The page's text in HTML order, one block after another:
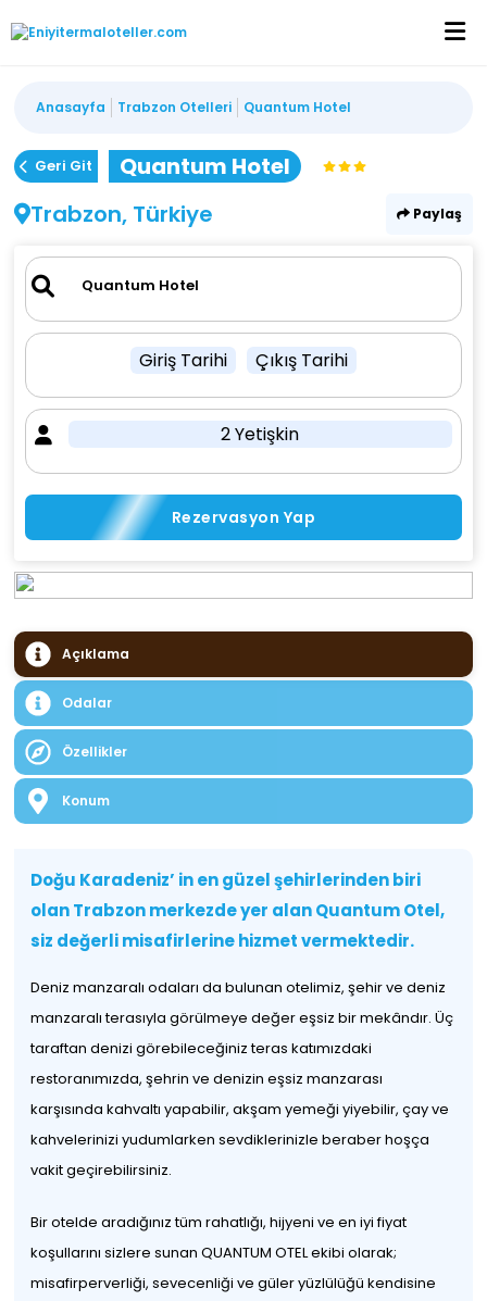
Anasayfa Trabzon Otelleri Quantum Hotel
Geri Git
Quantum Hotel
Trabzon, Türkiye
Paylaş
Giriş Tarihi Çıkış Tarihi
2 Yetişkin
Rezervasyon Yap
Açıklama
Odalar
Özellikler
Konum
Doğu Karadeniz’ in en güzel şehirlerinden biri
olan Trabzon merkezde yer alan Quantum Otel,
siz değerli misafirlerine hizmet vermektedir.
Deniz manzaralı odaları da bulunan otelimiz, şehir ve deniz
manzaralı terasıyla görülmeye değer eşsiz bir mekândır. Üç
taraftan denizi görebileceğiniz teras katımızdaki
restoranımızda, şehrin ve denizin eşsiz manzarası
karşısında kahvaltı yapabilir, akşam yemeği yiyebilir, çay ve
kahvelerinizi yudumlarken sevdiklerinizle beraber hoşça
vakit geçirebilirsiniz.
Bir otelde aradığınız tüm rahatlığı, hijyeni ve en iyi fiyat
koşullarını sizlere sunan QUANTUM OTEL ekibi olarak;
misafirperverliği, sevecenliği ve güler yüzlülüğü kendisine